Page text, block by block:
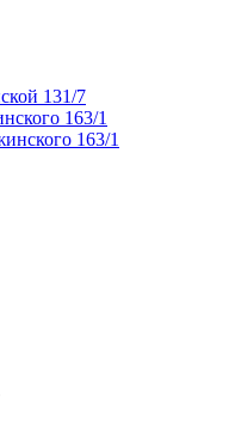
131/7
163/1
163/1